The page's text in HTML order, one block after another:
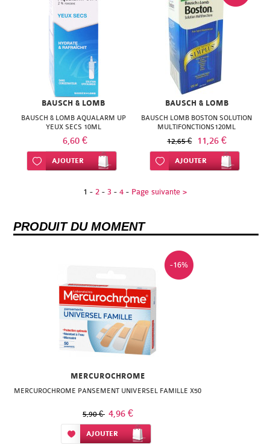
BAUSCH & LOMB
BAUSCH & LOMB AQUALARM UP
YEUX SECS 10ML
6,60 €
Ajouter à ma liste d’envie
AJOUTER
BAUSCH & LOMB
BAUSCH LOMB BOSTON SOLUTION
MULTIFONCTIONS120ML
12,65 € 11,26 €
Ajouter à ma liste d’envie
AJOUTER
1 - 2 - 3 - 4 - Page suivante >
PRODUIT DU MOMENT
-16%
MERCUROCHROME
MERCUROCHROME PANSEMENT UNIVERSEL FAMILLE X50
5,90 € 4,96 €
Ajouter à ma liste d’envie
AJOUTER